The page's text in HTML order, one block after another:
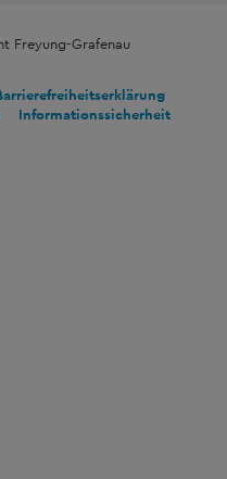
Freyung-Grafenau
Informationssicherheit